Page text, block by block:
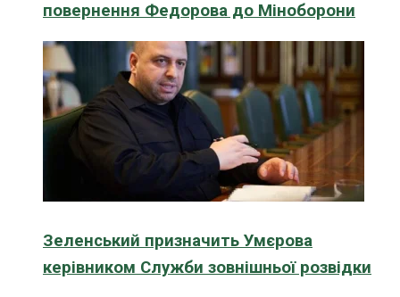
повернення Федорова до Міноборони
Зеленський призначить Умєрова
керівником Служби зовнішньої розвідки